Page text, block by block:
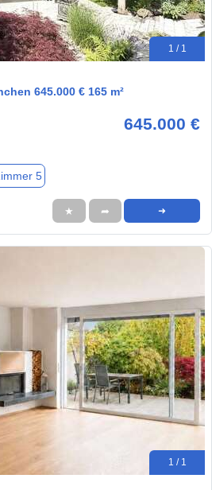
1 / 1
645.000 € 165 m²
645.000 €
5
★ ➦ ➜
1 / 1